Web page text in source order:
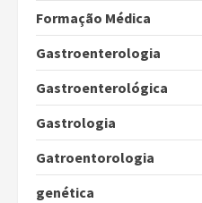
Formação Médica
Gastroenterologia
Gastroenterológica
Gastrologia
Gatroentorologia
genética